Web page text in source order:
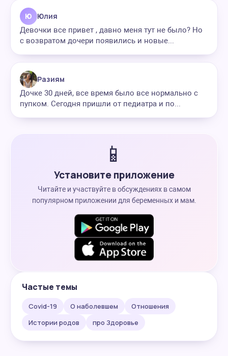
Ю Юлия
Девочки все привет , давно меня тут не было? Но
с возвратом дочери появились и новые...
Разиям
Дочке 30 дней, все время было все нормально с
пупком. Сегодня пришли от педиатра и по...
📱
Установите приложение
Читайте и участвуйте в обсуждениях в самом
популярном приложении для беременных и мам.
Частые темы
Covid-19 О наболевшем
Отношения
Истории родов
про Здоровье